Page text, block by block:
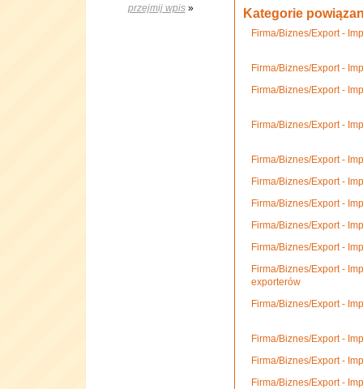
przejmij wpis» Kategorie
Firma/Biznes/Export -
Firma/Biznes/Export -
Firma/Biznes/Export -
Firma/Biznes/Export -
Firma/Biznes/Export -
Firma/Biznes/Export -
Firma/Biznes/Export -
Firma/Biznes/Export -
Firma/Biznes/Export -
Firma/Biznes/Export -
exporterów
Firma/Biznes/Export -
Firma/Biznes/Export -
Firma/Biznes/Export -
Firma/Biznes/Export -